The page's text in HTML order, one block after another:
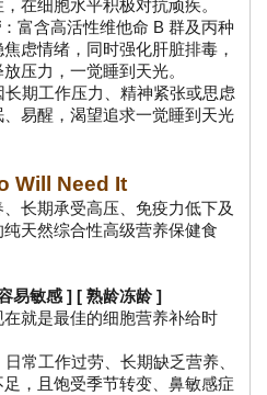
在细胞水平积极对抗顽疾。
：富含高活性维他命 B 群及丙种
虑情绪，同时强化肝脏排毒，
压力，一觉睡到天光。
长期工作压力、精神紧张或思虑
易醒，渴望追求一觉睡到天光
Will Need It
长期承受高压、免疫力低下及
天然综合性高级营养保健食
易敏感 ] [ 熟龄冻龄 ]
就是最佳的细胞营养补给时
日常工作过劳、长期缺乏营养、
，且饱受季节转变、鼻敏感症